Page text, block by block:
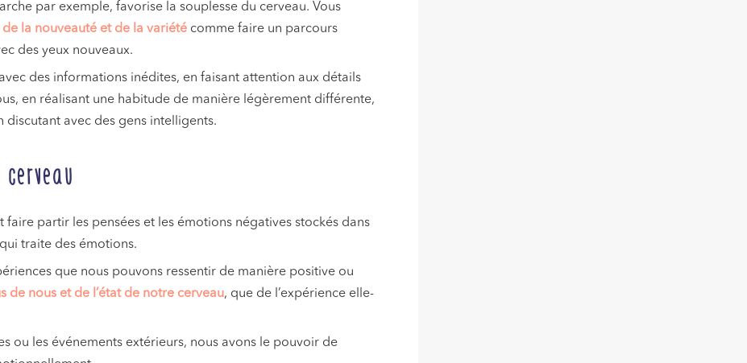
par exemple, favorise la souplesse du cerveau. Vous
la nouveauté et de la variété comme faire un parcours
des yeux nouveaux.
des informations inédites, en faisant attention aux détails
en réalisant une habitude de manière légèrement différente,
discutant avec des gens intelligents.
faire partir les pensées et les émotions négatives stockés dans
traite des émotions.
que nous pouvons ressentir de manière positive ou
nous et de l’état de notre cerveau, que de l’expérience elle-
ou les événements extérieurs, nous avons le pouvoir de